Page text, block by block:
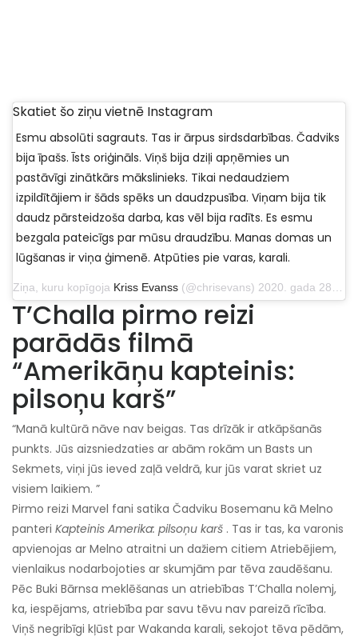
Skatiet šo ziņu vietnē Instagram
Esmu absolūti sagrauts. Tas ir ārpus sirdsdarbības. Čadviks
bija īpašs. Īsts oriģināls. Viņš bija dziļi apņēmies un
pastāvīgi zinātkārs mākslinieks. Tikai nedaudziem
izpildītājiem ir šāds spēks un daudzpusība. Viņam bija tik
daudz pārsteidzoša darba, kas vēl bija radīts. Es esmu
bezgala pateicīgs par mūsu draudzību. Manas domas un
lūgšanas ir viņa ģimenē. Atpūties pie varas, karali.
Ziņa, kuru kopīgoja Kriss Evanss (@chrisevans) 2020. gada 28. augustā plkst. 20:21 PDT
T’Challa pirmo reizi
parādās filmā
“Amerikāņu kapteinis:
pilsoņu karš”
“Manā kultūrā nāve nav beigas. Tas drīzāk ir atkāpšanās
punkts. Jūs aizsniedzaties ar abām rokām un Basts un
Sekmets, viņi jūs ieved zaļā veldrā, kur jūs varat skriet uz
visiem laikiem. ”
Pirmo reizi Marvel fani satika Čadviku Bosemanu kā Melno
panteri Kapteinis Amerika: pilsoņu karš . Tas ir tas, ka varonis
apvienojas ar Melno atraitni un dažiem citiem Atriebējiem,
vienlaikus nodarbojoties ar skumjām par tēva zaudēšanu.
Pēc Buki Bārnsa meklēšanas un atriebības T’Challa nolemj,
ka, iespējams, atriebība par savu tēvu nav pareizā rīcība.
Viņš negribīgi kļūst par Wakanda karali, sekojot tēva pēdām,